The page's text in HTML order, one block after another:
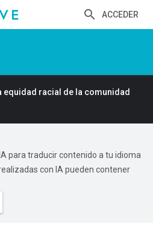
ACCEDER
equidad racial de la comunidad
para traducir contenido a tu idioma
con IA pueden contener